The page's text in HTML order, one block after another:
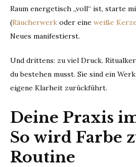
Raum energetisch „voll“ ist, starte
(Räucherwerk oder eine weiße Kerze
Neues manifestierst.
Und drittens: zu viel Druck.
du bestehen musst. Sie sind ein
eigene Klarheit zurückführt.
Deine Praxis
So wird Farbe
Routine